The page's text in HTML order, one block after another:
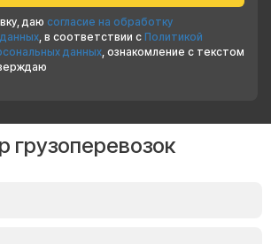
даю согласие на обработку
, в соответствии с Политикой
данных, ознакомление с текстом
грузоперевозок